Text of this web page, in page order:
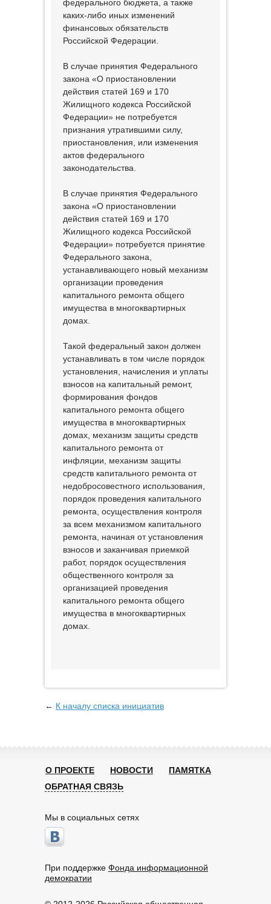
федерального бюджета, а также
каких-либо иных изменений
финансовых обязательств
Российской Федерации.
В случае принятия Федерального
закона «О приостановлении
действия статей 169 и 170
Жилищного кодекса Российской
Федерации» не потребуется
признания утратившими силу,
приостановления, или изменения
актов федерального
законодательства.
В случае принятия Федерального
закона «О приостановлении
действия статей 169 и 170
Жилищного кодекса Российской
Федерации» потребуется принятие
Федерального закона,
устанавливающего новый механизм
организации проведения
капитального ремонта общего
имущества в многоквартирных
домах.
Такой федеральный закон должен
устанавливать в том числе порядок
установления, начисления и уплаты
взносов на капитальный ремонт,
формирования фондов
капитального ремонта общего
имущества в многоквартирных
домах, механизм защиты средств
капитального ремонта от
инфляции, механизм защиты
средств капитального ремонта от
недобросовестного использования,
порядок проведения капитального
ремонта, осуществления контроля
за всем механизмом капитального
ремонта, начиная от установления
взносов и заканчивая приемкой
работ, порядок осуществления
общественного контроля за
организацией проведения
капитального ремонта общего
имущества в многоквартирных
домах.
← К началу списка инициатив
О ПРОЕКТЕ НОВОСТИ
ПАМЯТКА
ОБРАТНАЯ СВЯЗЬ
Мы в социальных сетях
При поддержке Фонда информационной
демократии